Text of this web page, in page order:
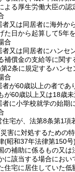
よる厚生労働大臣の認
者又は同居者に海外か
た日から起算して5年
合
者又は同居者にハンセ
補償金の支給等に関す
第2条に規定するハン
合
者が60歳以上の者であ
が60歳以上又は18歳
者に小学校就学の始期
住宅が、法第8条第1項
災害に対処するための
(昭和37年法律第150号
の補助に係るもの又
に該当する場合におい
住宅に居住していた低